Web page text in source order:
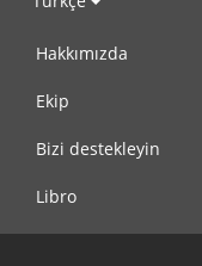
Hakkımızda
Ekip
Bizi destekleyin
Libro